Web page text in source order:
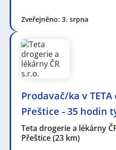
Zveřejněno: 3. srpna
Prodavač/ka v
Přeštice - 35 hodin
Teta drogerie a lékárny
Přeštice(23 km)